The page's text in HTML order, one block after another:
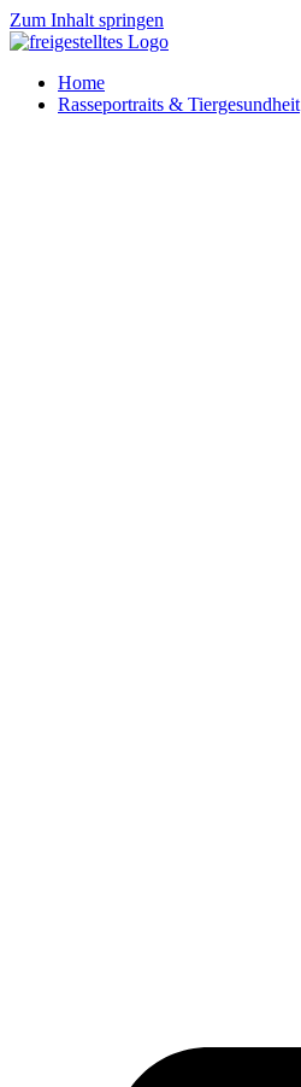
Zum Inhalt springen
Home
Rasseportraits & Tiergesundheit